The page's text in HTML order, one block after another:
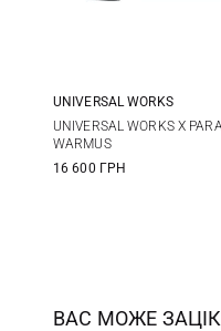
M L
UNIVERSAL WORKS
UNIVERSAL WORKS X
WARMUS
16 600 ГРН
ВАС МОЖЕ